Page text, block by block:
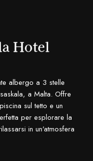
albergo a 3 stelle
a Malta. Offre
sul tetto e un
per esplorare la
in un'atmosfera